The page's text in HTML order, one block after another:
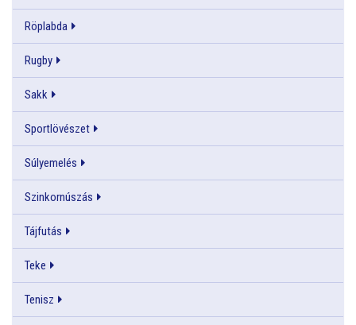
Röplabda
Rugby
Sakk
Sportlövészet
Súlyemelés
Szinkornúszás
Tájfutás
Teke
Tenisz